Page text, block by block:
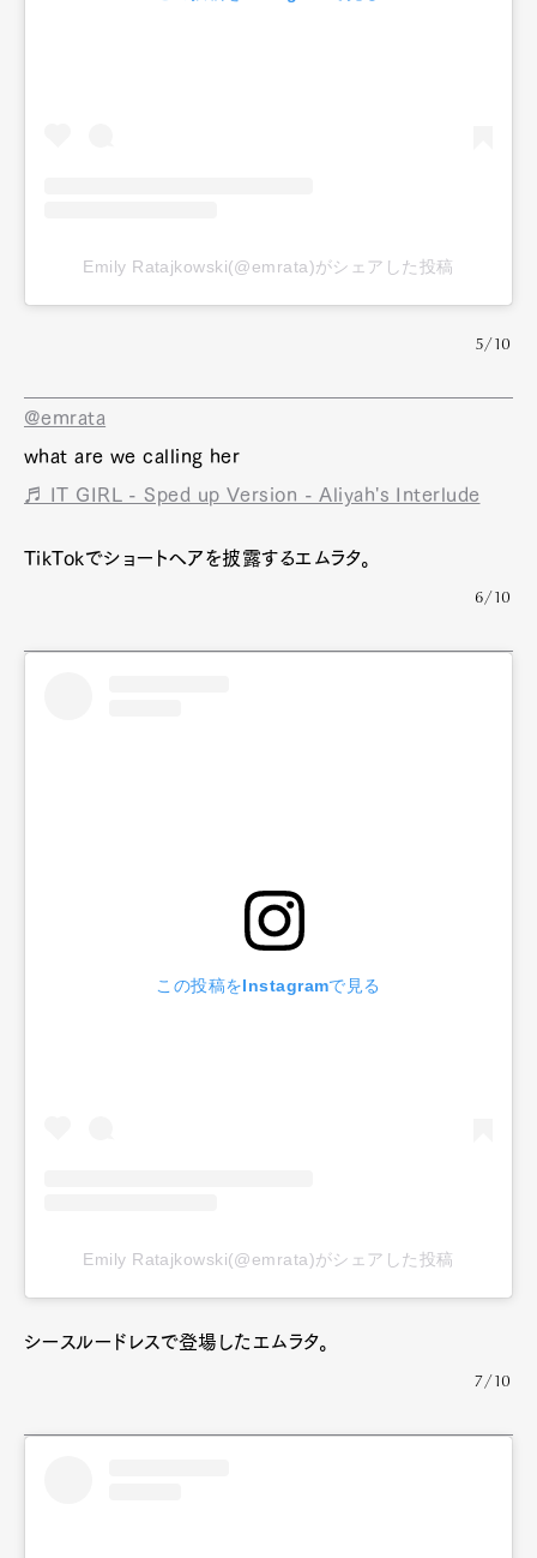
Emily Ratajkowski(@emrata)がシェアした投稿
5/10
@emrata
what are we calling her
♬ IT GIRL - Sped up Version - Aliyah's Interlude
TikTokでショートヘアを披露するエムラタ。
6/10
この投稿をInstagramで見る
Emily Ratajkowski(@emrata)がシェアした投稿
シースルードレスで登場したエムラタ。
7/10